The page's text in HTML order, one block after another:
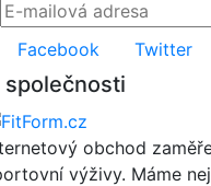
Facebook
Twitter
společnosti
obchod
výživy. Máme